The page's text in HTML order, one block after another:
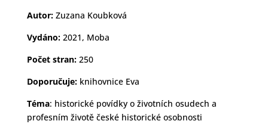
Autor:Zuzana Koubková
Vydáno:2021, Moba
Počet stran:250
Doporučuje:knihovnice Eva
Téma: historické povídky o životních osudech a
profesním životě české historické osobnosti